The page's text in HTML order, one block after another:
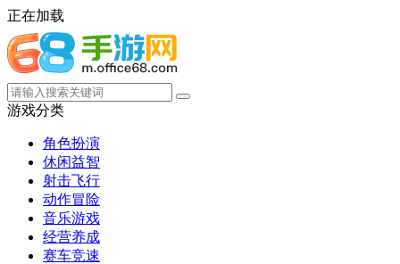
正在加载
游戏分类
角色扮演
休闲益智
射击飞行
动作冒险
音乐游戏
经营养成
赛车竞速